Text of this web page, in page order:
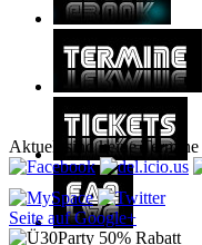
Aktuell sind keine Termine
Seite auf Google+